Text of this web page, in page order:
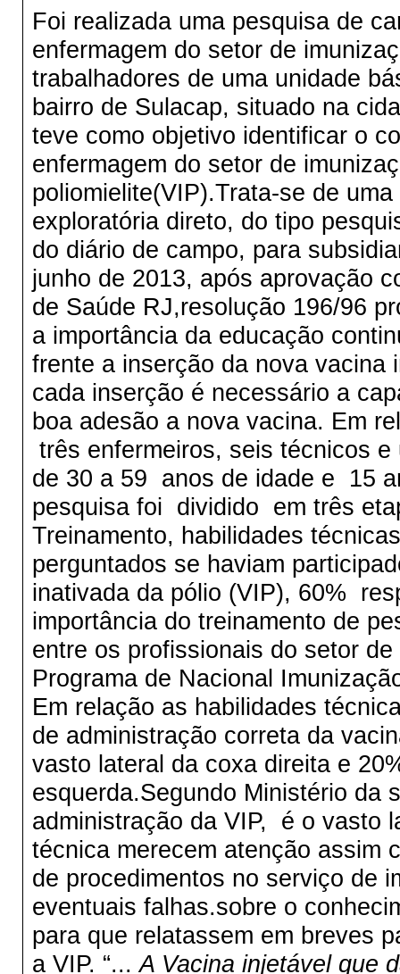
Foi realizada uma pesquisa de
enfermagem do setor de
trabalhadores de uma unidade
bairro de Sulacap, situado na
teve como objetivo identificar o
enfermagem do setor de
poliomielite(VIP).Trata-se de
exploratória direto, do tipo
do diário de campo, para
junho de 2013, após aprovação
de Saúde RJ,resolução 196/96
a importância da educação
frente a inserção da nova
cada inserção é necessário a
boa adesão a nova vacina. Em
três enfermeiros, seis técnicos
de 30 a 59 anos de idade e 15
pesquisa foi dividido em três
Treinamento, habilidades
perguntados se haviam
inativada da pólio (VIP), 60%
importância do treinamento de
entre os profissionais do setor
Programa de Nacional
Em relação as habilidades
de administração correta da
vasto lateral da coxa direita e
esquerda.Segundo Ministério da
administração da VIP, é o vasto
técnica merecem atenção assim
de procedimentos no serviço de
eventuais falhas.sobre o
para que relatassem em breves
a VIP. “...A Vacina injetável que